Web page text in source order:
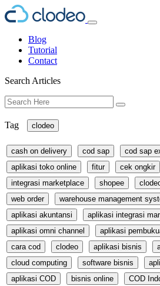
Blog
Tutorial
Contact
Search Articles
Tag clodeo
cash on delivery cod sap cod sap
aplikasi toko online
fitur cek ongkir
integrasi marketplace
shopee
web order
warehouse management
aplikasi akuntansi
aplikasi integrasi
aplikasi omni channel
aplikasi
cara cod
clodeo aplikasi bisnis
cloud computing
software bisnis
aplikasi COD
bisnis online COD